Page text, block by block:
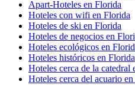
Apart-Hoteles en Florida
Hoteles con wifi en Florida
Hoteles de ski en Florida
Hoteles de negocios en
Hoteles ecológicos en
Hoteles históricos en Florida
Hoteles cerca de la catedral
Hoteles cerca del acuario